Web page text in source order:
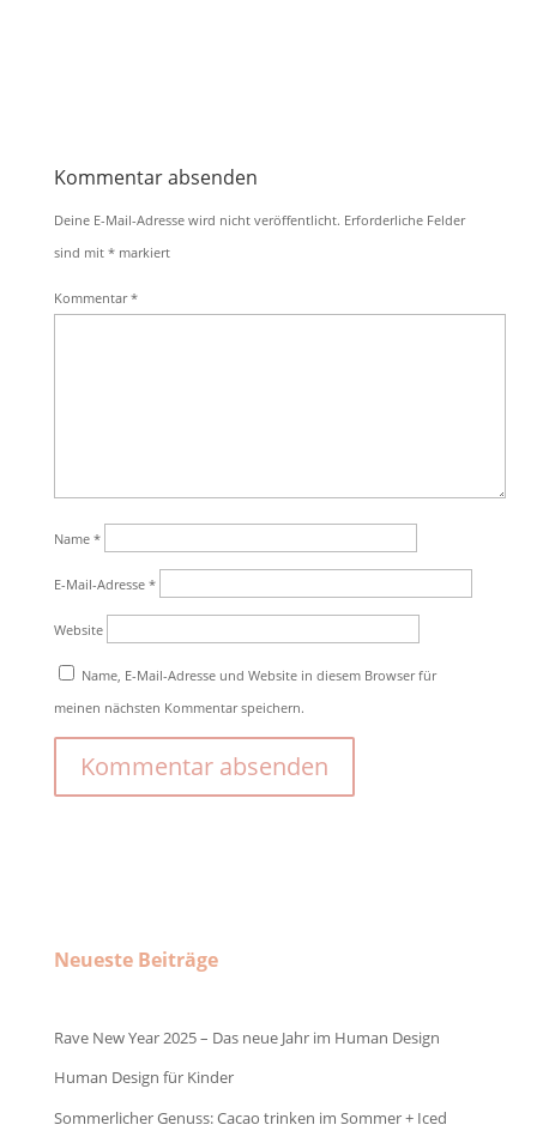
Kommentar absenden
Deine E-Mail-Adresse wird nicht veröffentlicht. Erforderliche Felder
sind mit *markiert
Kommentar*
Name *
E-Mail-Adresse *
Website
Name, E-Mail-Adresse und Website in diesem Browser für
meinen nächsten Kommentar speichern.
Neueste Beiträge
Rave New Year 2025 – Das neue Jahr im Human Design
Human Design für Kinder
Sommerlicher Genuss: Cacao trinken im Sommer + Iced